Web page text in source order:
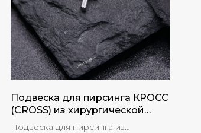
Подвеска для пирсинга КРОСС
(CROSS) из хирургической
стали
Подвеска для пирсинга из